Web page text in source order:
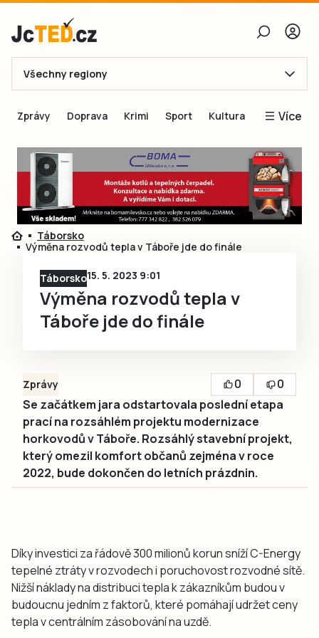
E-mail
Obnovit heslo
Přihlásit se
Ještě nemám účet, chci se
Všechny regiony
Zprávy Doprava Krimi Sport Kultura Více
Blogy
Inspirace
Čtenáři píší
Speciální přílohy
Táborsko
Výměna rozvodů tepla v Táboře jde do finále
Táborsko15. 5. 2023 9:01
Výměna rozvodů tepla v
Táboře jde do finále
Zprávy 0
0
Se začátkem jara odstartovala poslední etapa
prací na rozsáhlém projektu modernizace
horkovodů v Táboře. Rozsáhlý stavební projekt,
který omezil komfort občanů zejména v roce
2022, bude dokončen do letních prázdnin.
Díky investici za řádově 300 milionů korun sníží C-Energy
tepelné ztráty v rozvodech i poruchovost rozvodné sítě.
Nižší náklady na distribuci tepla k zákazníkům budou v
budoucnu jedním z faktorů, které pomáhají udržet ceny
tepla v centrálním zásobování na uzdě.